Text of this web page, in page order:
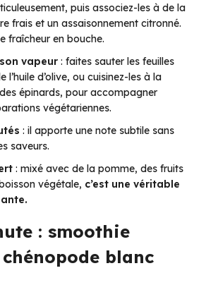
puis associez-les à de la
frais et un assaisonnement citronné.
fraîcheur en bouche.
vapeur : faites sauter les feuilles
l’huile d’olive, ou cuisinez-les à la
épinards, pour accompagner
végétariennes.
: il apporte une note subtile sans
saveurs.
: mixé avec de la pomme, des fruits
végétale, c’est une véritable
: smoothie
blanc